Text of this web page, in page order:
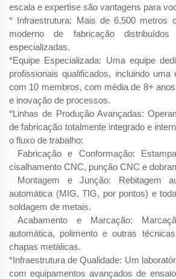
escala e expertise são vantagens para
* Infraestrutura: Mais de 6.500 metros
moderno de fabricação
especializadas.
*Equipe Especializada: Uma equipe
profissionais qualificados, incluindo uma
com 10 membros, com média de 8+
e inovação de processos.
*Linhas de Produção Avançadas:
de fabricação totalmente integrado e
o fluxo de trabalho:
Fabricação e Conformação:
cisalhamento CNC, punção CNC e
Montagem e Junção: Rebitagem
automática (MIG, TIG, por pontos) e
soldagem de metais.
Acabamento e Marcação:
automática, polimento e outras
chapas metálicas.
*Infraestrutura de Qualidade: Um
com equipamentos avançados de